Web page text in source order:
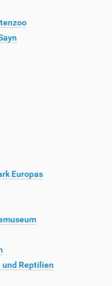
Europas
und Reptilien